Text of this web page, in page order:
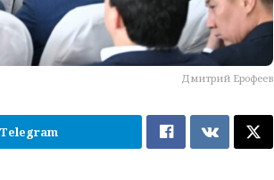
Дмитрий Ерофеев
Telegram